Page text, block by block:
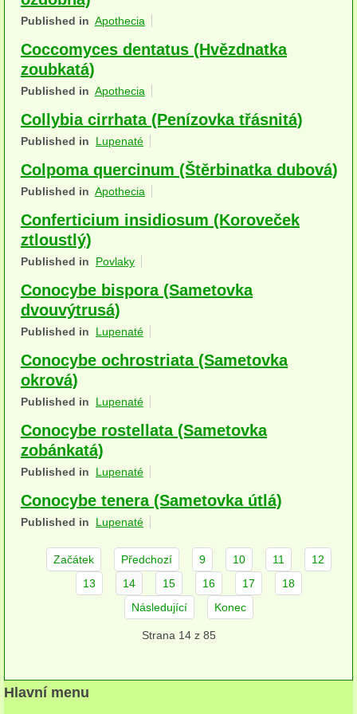
Houby (Fotogalerie)
podle typu plodnic
na dřevě
mykorhizni
terestrické saprotrofní
fungikolní
šišky, plody, květy
lichenizované
herbikolní-dvouděložné
herbikolní-jednoděložné
herbikolní-kapraďorosty
Perithecia stromatická
Perithecia nestromatická
Kornacovité
jednoleté
Published in Apothecia
Coccomyces dentatus (Hvězdnatka
zoubkatá)
Published in Apothecia
Collybia cirrhata (Penízovka třásnitá)
Published in Lupenaté
Colpoma quercinum (Štěrbinatka dubová)
Published in Apothecia
Conferticium insidiosum (Koroveček
ztloustlý)
Published in Povlaky
Conocybe bispora (Sametovka
dvouvýtrusá)
Published in Lupenaté
Conocybe ochrostriata (Sametovka
okrová)
Published in Lupenaté
Conocybe rostellata (Sametovka
zobánkatá)
Published in Lupenaté
Conocybe tenera (Sametovka útlá)
Published in Lupenaté
Začátek Předchozí 9 10 11
12
13
14 15 16 17
18
Následující
Konec
Strana 14 z 85
Hlavní menu